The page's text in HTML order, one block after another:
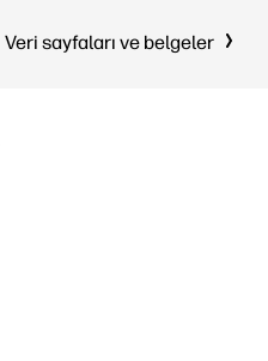
Veri sayfaları ve belgeler